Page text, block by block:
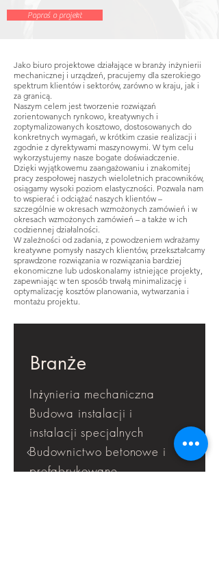
Poproś o projekt
Jako biuro projektowe działające w branży inżynierii
mechanicznej i urządzeń, pracujemy dla szerokiego
spektrum klientów i sektorów, zarówno w kraju, jak i
za granicą.
Naszym celem jest tworzenie rozwiązań
zorientowanych rynkowo, kreatywnych i
zoptymalizowanych kosztowo, dostosowanych do
konkretnych wymagań, w krótkim czasie realizacji i
zgodnie z dyrektywami maszynowymi. W tym celu
wykorzystujemy nasze bogate doświadczenie.
Dzięki wyjątkowemu zaangażowaniu i znakomitej
pracy zespołowej naszych wieloletnich pracowników,
osiągamy wysoki poziom elastyczności. Pozwala nam
to wspierać i odciążać naszych klientów –
szczególnie w okresach wzmożonych zamówień i w
okresach wzmożonych zamówień – a także w ich
codziennej działalności.
W zależności od zadania, z powodzeniem wdrażamy
kreatywne pomysły naszych klientów, przekształcamy
sprawdzone rozwiązania w rozwiązania bardziej
ekonomiczne lub udoskonalamy istniejące projekty,
zapewniając w ten sposób trwałą minimalizację i
optymalizację kosztów planowania, wytwarzania i
montażu projektu.
Branże
Inżynieria mechaniczna
Budowa instalacji i
instalacji specjalnych
Budownictwo betonowe i
prefabrykowane